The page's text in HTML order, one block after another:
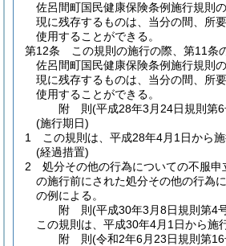
佐呂間町国民健康保険条例施行規則
現に残存するものは、当分の間、所
使用することができる。
第12条
この規則の施行の際、第11条
佐呂間町国民健康保険条例施行規則
現に残存するものは、当分の間、所
使用することができる。
附 則(平成28年3月24日規則第
(施行期日)
1
この規則は、平成28年4月1日から施
(経過措置)
2
処分その他の行為についての不服申
の施行前にされた処分その他の行為
の例による。
附 則(平成30年3月8日規則第4
この規則は、平成30年4月1日から施
附 則(令和2年6月23日規則第